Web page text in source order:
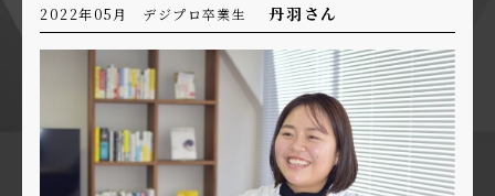
2022年05月 デジプロ卒業生 丹羽さん